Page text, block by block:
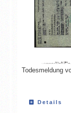
Todesmeldung
Details